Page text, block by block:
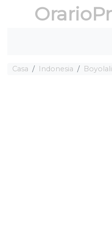
Casa Indonesia Boyolali